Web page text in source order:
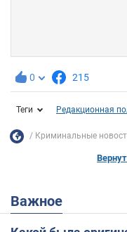
0 215
Теги Редакционная
Криминальные
Важное